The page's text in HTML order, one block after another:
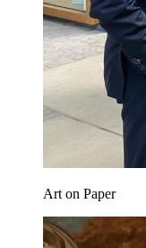
Art on Paper